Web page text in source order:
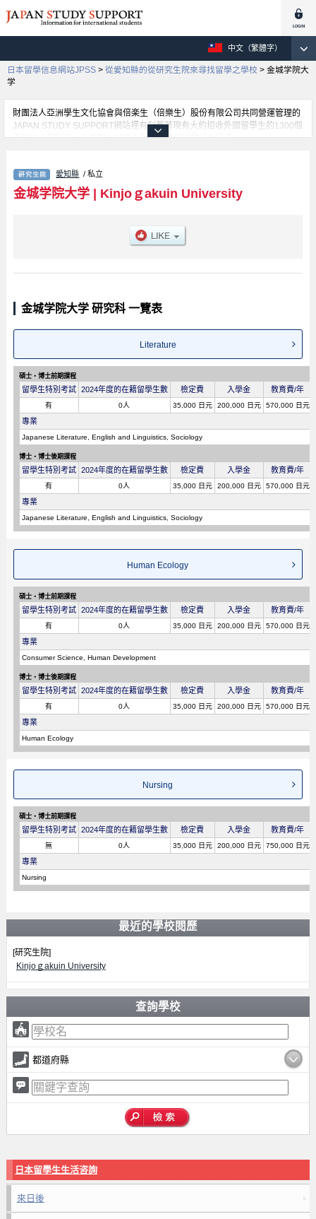
中文（繁體字）
日本留學信息網站JPSS > 從愛知縣的從研究生院來尋找留學之學校 > 金城学院大
学
財團法人亞洲學生文化協會與倍楽生（倍樂生）股份有限公司共同營運管理的
JAPAN STUDY SUPPORT網站裡有刊載著現有大約招收外國留學生的1300個
學校的大學學部、大學院、短期大學、專門學校的招生訊息。
資訊、設施介紹、聯絡方式等對外國留學生是必要之訊息都刊載於此，請務必
查閱及利用此網站。
愛知縣 / 私立
金城学院大学| Kinjoｇakuin University
金城学院大学 研究科 一覽表
Literature
碩士・博士前期課程
留學生特別考試 2024年度的在籍留學生數 檢定費 入學金 教育費/年
有 0人 35,000 日元 200,000 日元 570,000 日元
專業
Japanese Literature, English and Linguistics, Sociology
博士・博士後期課程
留學生特別考試 2024年度的在籍留學生數 檢定費 入學金 教育費/年
有 0人 35,000 日元 200,000 日元 570,000 日元
專業
Japanese Literature, English and Linguistics, Sociology
Human Ecology
碩士・博士前期課程
留學生特別考試 2024年度的在籍留學生數 檢定費 入學金 教育費/年
有 0人 35,000 日元 200,000 日元 570,000 日元
專業
Consumer Science, Human Development
博士・博士後期課程
留學生特別考試 2024年度的在籍留學生數 檢定費 入學金 教育費/年
有 0人 35,000 日元 200,000 日元 570,000 日元
專業
Human Ecology
Nursing
碩士・博士前期課程
留學生特別考試 2024年度的在籍留學生數 檢定費 入學金 教育費/年
無 0人 35,000 日元 200,000 日元 750,000 日元
專業
Nursing
最近的學校閱歷
[研究生院]
Kinjoｇakuin University
查詢學校
都道府縣
日本留學生生活咨詢
來日後